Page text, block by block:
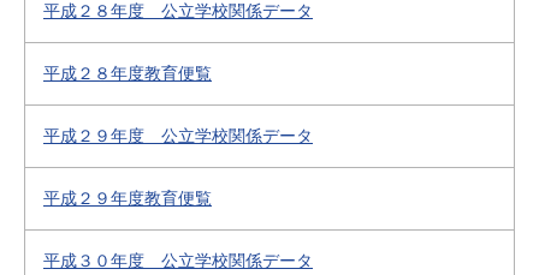
平成２８年度 公立学校関係データ
平成２８年度教育便覧
平成２９年度 公立学校関係データ
平成２９年度教育便覧
平成３０年度 公立学校関係データ